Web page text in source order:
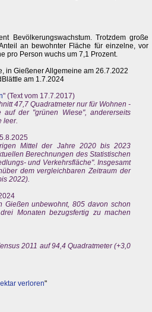
Bevölkerungswachstum. Trotzdem große
an bewohnter Fläche für einzelne, vor
pro Person wuchs um 7,1 Prozent.
in Gießener Allgemeine am 26.7.2022
am 1.7.2024
" (Text vom 17.7.2017)
47,7 Quadratmeter nur für Wohnen -
auf der "grünen Wiese", andererseits
leer.
Mittel der Jahre 2020 bis 2023
Berechnungen des Statistischen
und Verkehrsfläche". Insgesamt
dem vergleichbaren Zeitraum der
2022).
unbewohnt, 805 davon schon
Monaten bezugsfertig zu machen
2011 auf 94,4 Quadratmeter (+3,0
verloren"